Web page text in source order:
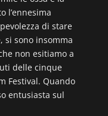
l’ennesima
di stare
si sono insomma
non esitiamo a
delle cinque
Festival. Quando
entusiasta sul